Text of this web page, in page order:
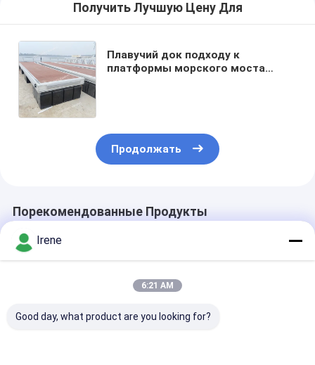
Получить Лучшую Цену Для
Плавучий док подходу к
платформы морского моста
Продолжать
Порекомендованные Продукты
Irene
6:21 AM
Good day, what product are you looking for?